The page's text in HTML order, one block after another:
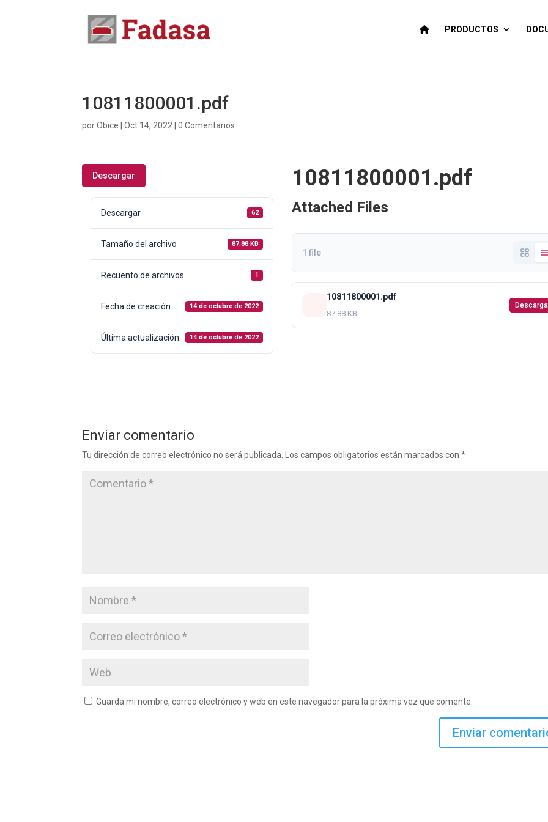
PRODUCTOS
10811800001.pdf
porObice |Oct 14, 2022 |0 Comentarios
Descargar
Descargar 62
Tamaño del archivo 87.88 KB
Recuento de archivos 1
Fecha de creación 14 de octubre de 2022
Última actualización 14 de octubre de 2022
10811800001.pdf
Attached Files
1 file
10811800001.pdf
87.88 KB
Enviar comentario
Tu dirección de correo electrónico no será publicada. Los campos obligatorios están marcados con*
Guarda mi nombre, correo electrónico y web en este navegador para la próxima vez que comente.